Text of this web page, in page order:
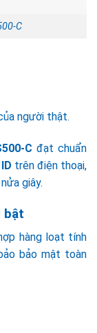
C
người thật.
C đạt chuẩn
trên điện thoại,
giây.
bật
hàng loạt tính
bảo mật toàn